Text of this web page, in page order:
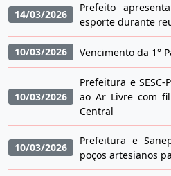
14/03/2026
Prefeito
esporte durante
10/03/2026 Vencimento da 1°
10/03/2026
Prefeitura e
ao Ar Livre com
Central
10/03/2026
Prefeitura e
poços artesianos